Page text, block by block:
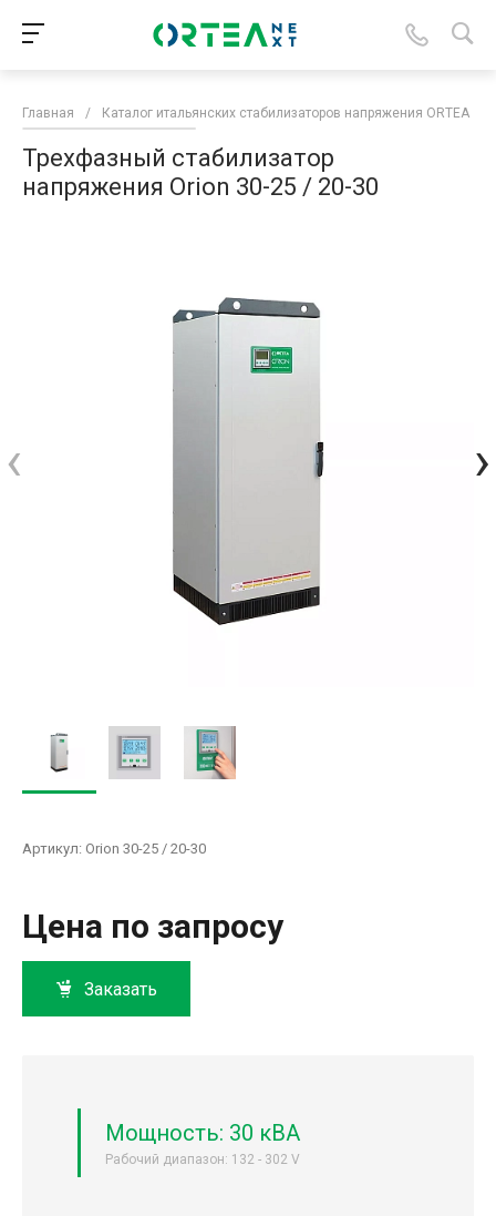
Главная / Каталог итальянских стабилизаторов напряжения ORTEA
Трехфазный стабилизатор
напряжения Orion 30-25 / 20-30
‹ ›
Артикул: Orion 30-25 / 20-30
Цена по запросу
Заказать
Мощность: 30 кВА
Рабочий диапазон: 132 - 302 V